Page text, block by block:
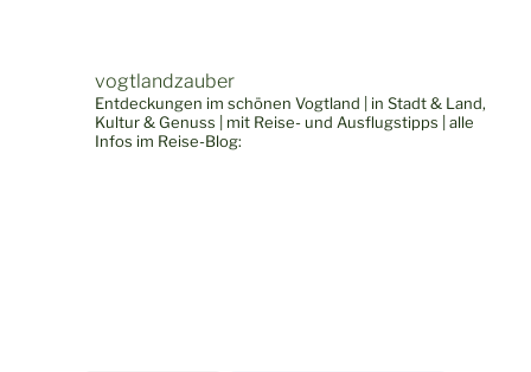
vogtlandzauber
Entdeckungen im schönen Vogtland | in Stadt & Land,
Kultur & Genuss | mit Reise- und Ausflugstipps | alle
Infos im Reise-Blog: